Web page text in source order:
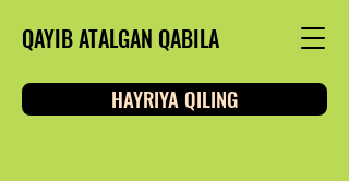
QAYIB ATALGAN QABILA
HAYRIYA QILING